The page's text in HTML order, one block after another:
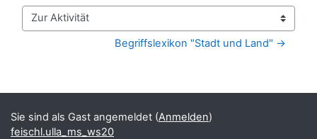
Zur Aktivität
Begriffslexikon "Stadt und Land" →
Ergänzungsblöcke
Sie sind als Gast angemeldet (Anmelden)
feischl.ulla_ms_ws20